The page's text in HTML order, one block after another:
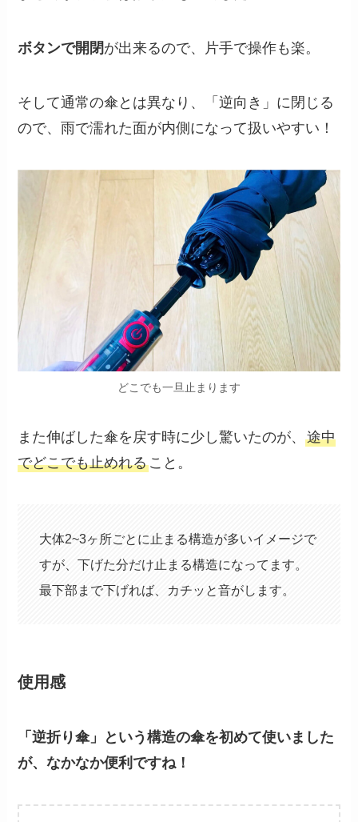
ボタンで開閉が出来るので、片手で操作も楽。
そして通常の傘とは異なり、「逆向き」に閉じる
ので、雨で濡れた面が内側になって扱いやすい！
どこでも一旦止まります
また伸ばした傘を戻す時に少し驚いたのが、途中
でどこでも止めれること。
大体2~3ヶ所ごとに止まる構造が多いイメージで
すが、下げた分だけ止まる構造になってます。
最下部まで下げれば、カチッと音がします。
使用感
「逆折り傘」という構造の傘を初めて使いました
が、なかなか便利ですね！